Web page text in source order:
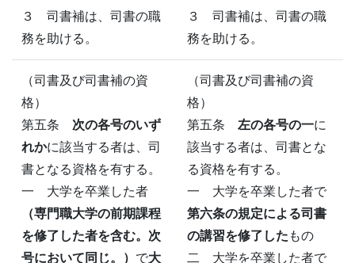
３ 司書補は、司書の職
務を助ける。
３ 司書補は、司書の職
務を助ける。
（司書及び司書補の資
格）
第五条 次の各号のいず
れかに該当する者は、司
書となる資格を有する。
一 大学を卒業した者
（専門職大学の前期課程
を修了した者を含む。次
号において同じ。） で大
（司書及び司書補の資
格）
第五条 左の各号の一に
該当する者は、司書とな
る資格を有する。
一 大学を卒業した者で
第六条の規定による司書
の講習を修了した もの
二 大学を卒業した者で